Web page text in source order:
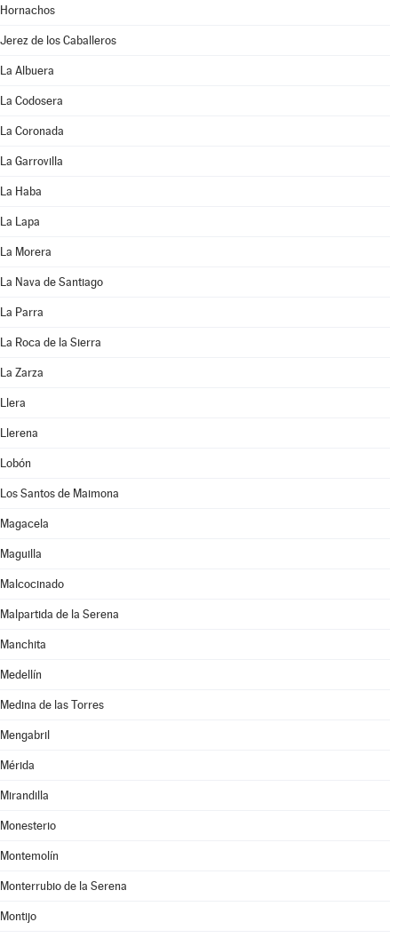
Hornachos
Jerez de los Caballeros
La Albuera
La Codosera
La Coronada
La Garrovilla
La Haba
La Lapa
La Morera
La Nava de Santiago
La Parra
La Roca de la Sierra
La Zarza
Llera
Llerena
Lobón
Los Santos de Maimona
Magacela
Maguilla
Malcocinado
Malpartida de la Serena
Manchita
Medellín
Medina de las Torres
Mengabril
Mérida
Mirandilla
Monesterio
Montemolín
Monterrubio de la Serena
Montijo